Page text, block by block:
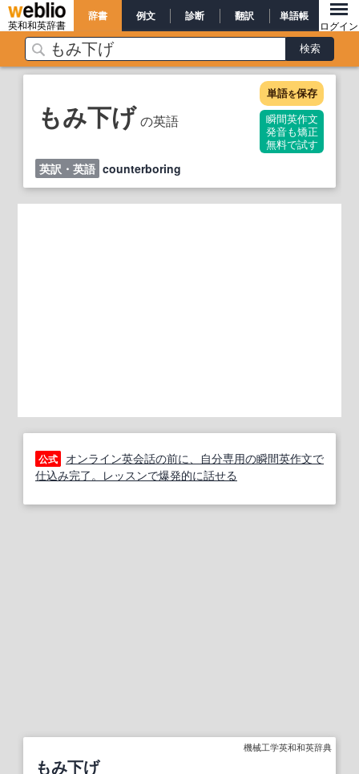
英和和英辞書
辞書 例文 診断 翻訳 単語帳
ログイン
もみ下げ の英語
単語を保存
瞬間英作文
発音も矯正
無料で試す
英訳・英語 counterboring
公式
オンライン英会話の前に、自分専用の瞬間英作文で
仕込み完了。レッスンで爆発的に話せる
機械工学英和和英辞典
もみ下げ